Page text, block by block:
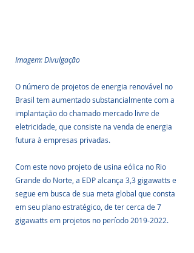
Imagem: Divulgação
O número de projetos de energia renovável no
Brasil tem aumentado substancialmente com a
implantação do chamado mercado livre de
eletricidade, que consiste na venda de energia
futura à empresas privadas.
Com este novo projeto de usina eólica no Rio
Grande do Norte, a EDP alcança 3,3 gigawatts e
segue em busca de sua meta global que consta
em seu plano estratégico, de ter cerca de 7
gigawatts em projetos no período 2019-2022.